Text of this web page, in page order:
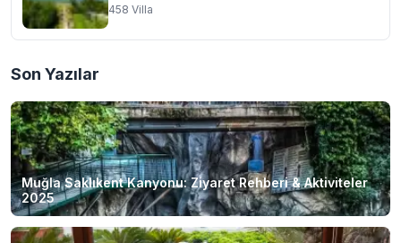
458 Villa
Son Yazılar
Muğla Saklıkent Kanyonu: Ziyaret Rehberi & Aktiviteler
2025